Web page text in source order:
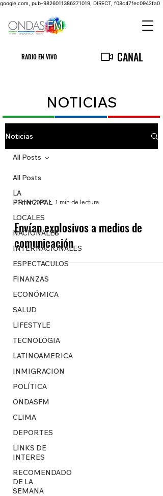
google.com, pub-9826011386271019, DIRECT, f08c47fec0942fa0
RADIO EN VIVO CANAL
NOTICIAS
Noticias
All Posts
LA
PRINCIPAL
LOCALES
NACIONALES
INTERNACIONALES
ESPECTACULOS
FINANZAS
ECONÓMICA
SALUD
LIFESTYLE
TECNOLOGIA
LATINOAMERICA
INMIGRACION
POLÍTICA
ONDASFM
CLIMA
DEPORTES
LINKS DE
INTERES
RECOMENDADO
DE LA
SEMANA
All Posts
22 mar 2023 1 min de lectura
Envían explosivos a medios de
comunicación